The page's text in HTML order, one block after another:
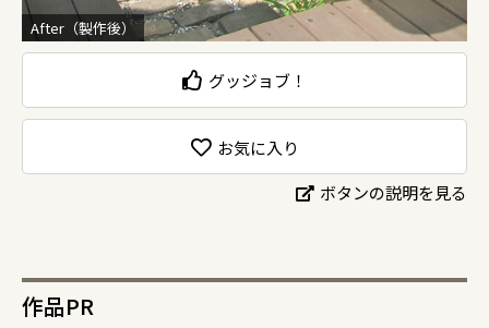
After（製作後）
グッジョブ！
お気に入り
ボタンの説明を見る
作品PR